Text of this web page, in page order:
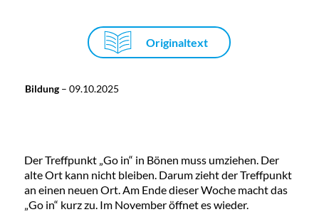
Originaltext
Bildung– 09.10.2025
Der Treffpunkt „Go in“ in Bönen muss umziehen. Der
alte Ort kann nicht bleiben. Darum zieht der Treffpunkt
an einen neuen Ort. Am Ende dieser Woche macht das
„Go in“ kurz zu. Im November öffnet es wieder.